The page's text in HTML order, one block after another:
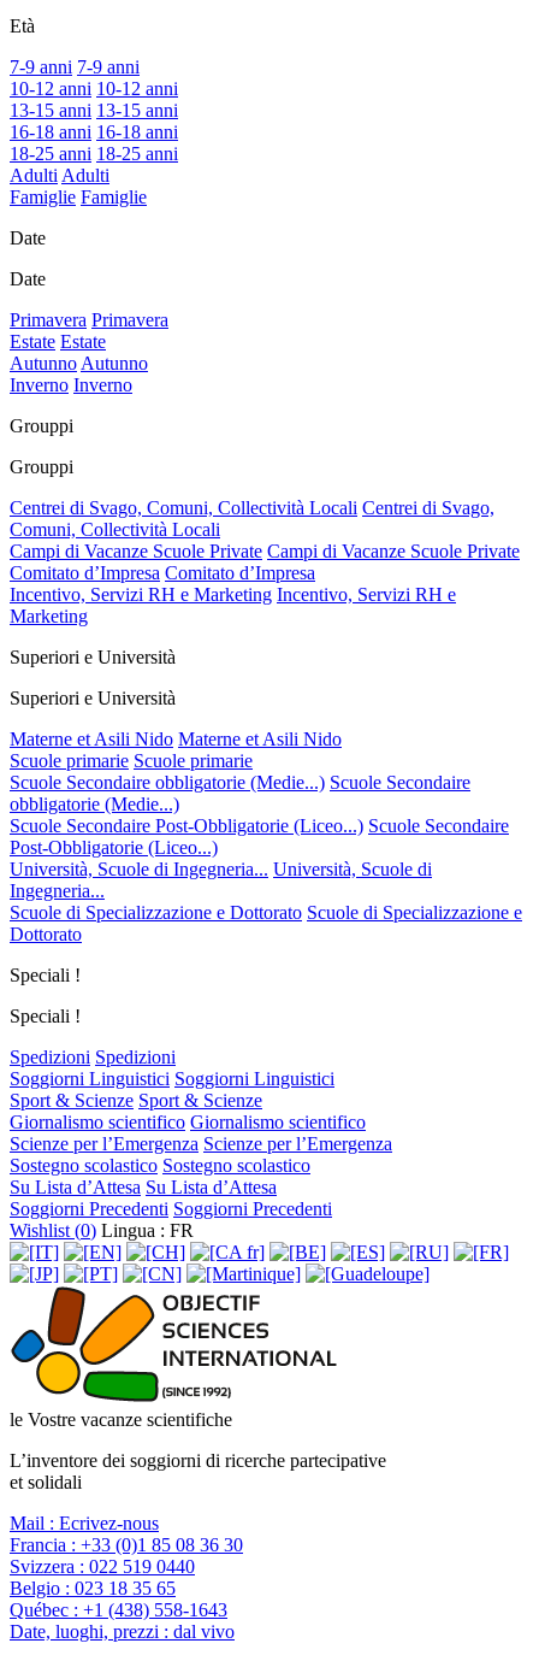
Età
7-9 anni 7-9 anni
10-12 anni 10-12 anni
13-15 anni 13-15 anni
16-18 anni 16-18 anni
18-25 anni 18-25 anni
AdultiAdulti
Famiglie Famiglie
Date
Date
Primavera Primavera
Estate Estate
AutunnoAutunno
Inverno Inverno
Grouppi
Grouppi
Centrei di Svago, Comuni, Collectività Locali Centrei di Svago,
Comuni, Collectività Locali
Campi di Vacanze Scuole Private Campi di Vacanze Scuole Private
Comitato d’Impresa Comitato d’Impresa
Incentivo, Servizi RH e Marketing Incentivo, Servizi RH e
Marketing
Superiori e Università
Superiori e Università
Materne et Asili Nido Materne et Asili Nido
Scuole primarie Scuole primarie
Scuole Secondaire obbligatorie (Medie...) Scuole Secondaire
obbligatorie (Medie...)
Scuole Secondaire Post-Obbligatorie (Liceo...) Scuole Secondaire
Post-Obbligatorie (Liceo...)
Università, Scuole di Ingegneria... Università, Scuole di
Ingegneria...
Scuole di Specializzazione e Dottorato Scuole di Specializzazione e
Dottorato
Speciali !
Speciali !
Spedizioni Spedizioni
Soggiorni Linguistici Soggiorni Linguistici
Sport & Scienze Sport & Scienze
Giornalismo scientifico Giornalismo scientifico
Scienze per l’Emergenza Scienze per l’Emergenza
Sostegno scolastico Sostegno scolastico
Su Lista d’Attesa Su Lista d’Attesa
Soggiorni Precedenti Soggiorni Precedenti
Wishlist (0) Lingua : FR
le Vostre vacanze scientifiche
L’inventore dei soggiorni di ricerche partecipative
et solidali
Mail : Ecrivez-nous
Francia : +33 (0)1 85 08 36 30
Svizzera : 022 519 0440
Belgio : 023 18 35 65
Québec : +1 (438) 558-1643
Date, luoghi, prezzi : dal vivo